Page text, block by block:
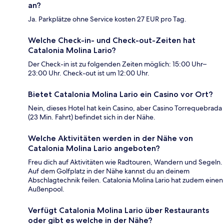
an?
Ja. Parkplätze ohne Service kosten 27 EUR pro Tag.
Welche Check-in- und Check-out-Zeiten hat
Catalonia Molina Lario?
Der Check-in ist zu folgenden Zeiten möglich: 15:00 Uhr–
23:00 Uhr. Check-out ist um 12:00 Uhr.
Bietet Catalonia Molina Lario ein Casino vor Ort?
Nein, dieses Hotel hat kein Casino, aber Casino Torrequebrada
(23 Min. Fahrt) befindet sich in der Nähe.
Welche Aktivitäten werden in der Nähe von
Catalonia Molina Lario angeboten?
Freu dich auf Aktivitäten wie Radtouren, Wandern und Segeln.
Auf dem Golfplatz in der Nähe kannst du an deinem
Abschlagtechnik feilen. Catalonia Molina Lario hat zudem einen
Außenpool.
Verfügt Catalonia Molina Lario über Restaurants
oder gibt es welche in der Nähe?